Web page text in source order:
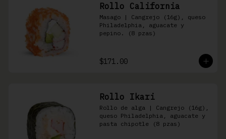
Rollo California
Masago | Cangrejo (16g), queso
Philadelphia, aguacate y
pepino. (8 pzas)
$171.00
Rollo Ikari
Rollo de alga | Cangrejo (16g),
queso Philadelphia, aguacate y
pasta chipotle (8 pzas)